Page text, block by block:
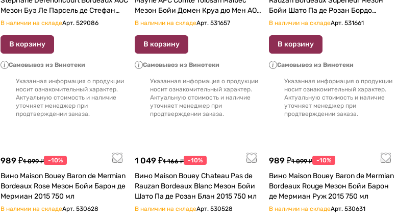
Мезон Буэ Ле Парсель де Стефан
Деренонкур Бордо 750 мл
В наличии на складеАрт. 529086
В корзину
Самовывоз из Винотеки
Указанная информация о продукции
носит ознакомительный характер.
Актуальную стоимость и наличие
уточняет менеджер при
продтверждении заказа.
Мезон Бойи Домен Круа дю Мен АОС
Комт Толозан Мальбек 2015 750 мл
В наличии на складеАрт. 531657
В корзину
Самовывоз из Винотеки
Указанная информация о продукции
носит ознакомительный характер.
Актуальную стоимость и наличие
уточняет менеджер при
продтверждении заказа.
Бойи Шато Па де Розан Бордо
Супериор 2015 750 мл
В наличии на складеАрт. 531661
В корзину
Самовывоз из Винотеки
Указанная информация о продукции
носит ознакомительный характер.
Актуальную стоимость и наличие
уточняет менеджер при
продтверждении заказа.
989 ₽1 099 ₽ -10%
Вино Maison Bouey Baron de Mermian
Bordeaux Rose Мезон Бойи Барон де
Мермиан 2015 750 мл
В наличии на складеАрт. 530628
1 049 ₽1 166 ₽ -10%
Вино Maison Bouey Chateau Pas de
Rauzan Bordeaux Blanc Мезон Бойи
Шато Па де Розан Блан 2015 750 мл
В наличии на складеАрт. 530528
989 ₽1 099 ₽ -10%
Вино Maison Bouey Baron de Mermian
Bordeaux Rouge Мезон Бойи Барон
де Мермиан Руж 2015 750 мл
В наличии на складеАрт. 530631